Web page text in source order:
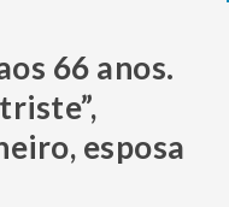
66 anos.
esposa